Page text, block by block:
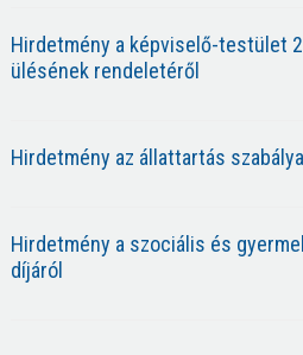
Hirdetmény a képviselő-testület
ülésének rendeletéről
Hirdetmény az állattartás
Hirdetmény a szociális és
díjáról